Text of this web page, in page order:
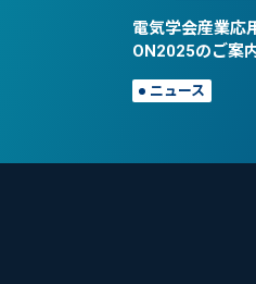
電気学会産業応
ON2025のご案
ニュース